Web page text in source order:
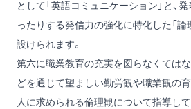
として「英語コミュニケーション」と、
ったりする発信力の強化に特化した「論
設けられます。
第六に職業教育の充実を図らなくては
どを通じて望ましい勤労観や職業観の
人に求められる倫理観について指導し